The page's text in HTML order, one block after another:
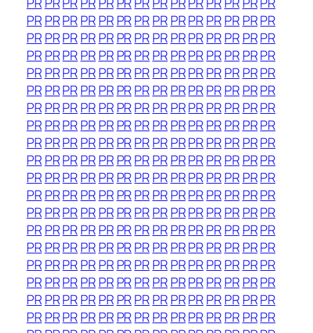
PRPRPRPRPR PRPRPRPRPRPRPR PRPR
PRPRPRPRPR PRPRPRPRPRPRPR PRPR
PRPRPRPRPR PRPRPRPRPRPRPR PRPR
PRPRPRPRPR PRPRPRPRPRPRPR PRPR
PRPRPRPRPR PRPRPRPRPRPRPR PRPR
PRPRPRPRPR PRPRPRPRPRPRPR PRPR
PRPRPRPRPR PRPRPRPRPRPRPR PRPR
PRPRPRPRPR PRPRPRPRPRPRPR PRPR
PRPRPRPRPR PRPRPRPRPRPRPR PRPR
PRPRPRPRPR PRPRPRPRPRPRPR PRPR
PRPRPRPRPR PRPRPRPRPRPRPR PRPR
PRPRPRPRPR PRPRPRPRPRPRPR PRPR
PRPRPRPRPR PRPRPRPRPRPRPR PRPR
PRPRPRPRPR PRPRPRPRPRPRPR PRPR
PRPRPRPRPR PRPRPRPRPRPRPR PRPR
PRPRPRPRPR PRPRPRPRPRPRPR PRPR
PRPRPRPRPR PRPRPRPRPRPRPR PRPR
PRPRPRPRPR PRPRPRPRPRPRPR PRPR